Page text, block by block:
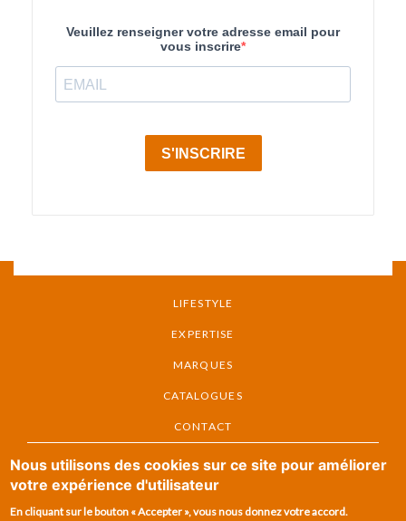
MENU PIED DE PAGE
LIFESTYLE
EXPERTISE
MARQUES
CATALOGUES
CONTACT
MENU FOOTERNOS GARANTIES
Nous utilisons des cookies sur ce site pour améliorer
votre expérience d'utilisateur
En cliquant sur le bouton « Accepter », vous nous donnez votre accord.